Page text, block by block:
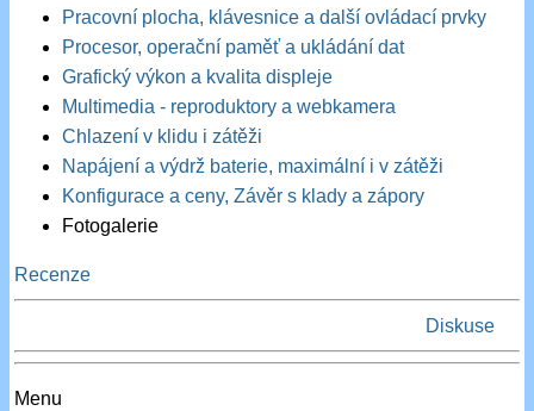
Pracovní plocha, klávesnice a další ovládací prvky
Procesor, operační paměť a ukládání dat
Grafický výkon a kvalita displeje
Multimedia - reproduktory a webkamera
Chlazení v klidu i zátěži
Napájení a výdrž baterie, maximální i v zátěži
Konfigurace a ceny, Závěr s klady a zápory
Fotogalerie
Recenze
Diskuse
Menu